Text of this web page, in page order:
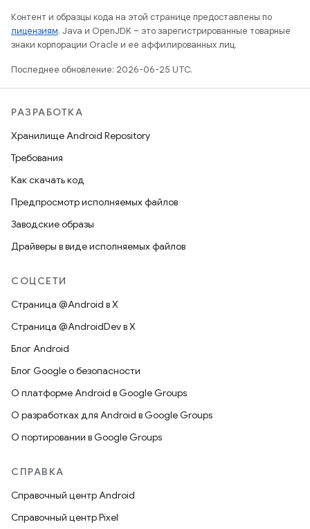
Контент и образцы кода на этой странице предоставлены по
лицензиям. Java и OpenJDK – это зарегистрированные товарные
знаки корпорации Oracle и ее аффилированных лиц.
Последнее обновление: 2026-06-25 UTC.
РАЗРАБОТКА
Хранилище Android Repository
Требования
Как скачать код
Предпросмотр исполняемых файлов
Заводские образы
Драйверы в виде исполняемых файлов
СОЦСЕТИ
Страница @Android в X
Страница @AndroidDev в X
Блог Android
Блог Google о безопасности
О платформе Android в Google Groups
О разработках для Android в Google Groups
О портировании в Google Groups
СПРАВКА
Справочный центр Android
Справочный центр Pixel